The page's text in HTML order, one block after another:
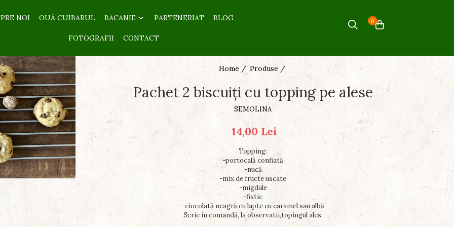
NOI OUĂ CUIBARUL BACANIE PARTENERIAT BLOG
FOTOGRAFII CONTACT
0
Home / Produse /
Pachet 2 biscuiți cu topping pe alese
SEMOLINA
14,00 Lei
Topping:
-portocală confiată
-nucă
-mix de fructe uscate
-migdale
-fistic
-ciocolată neagră,cu lapte cu caramel sau albă
Scrie in comandă, la observatii,topingul ales.